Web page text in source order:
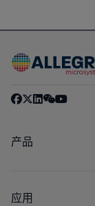
产品
调节
应用